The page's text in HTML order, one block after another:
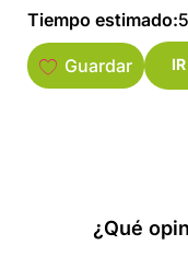
Tiempo estimado:
Guardar IR
¿Qué